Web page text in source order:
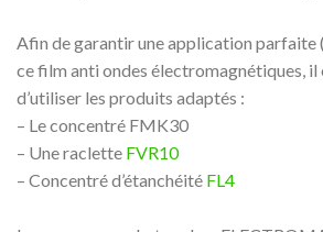
Afin de garantir une application parfaite
ce film anti ondes électromagnétiques,
d’utiliser les produits adaptés :
– Le concentré FMK30
– Une raclette FVR10
– Concentré d’étanchéité FL4